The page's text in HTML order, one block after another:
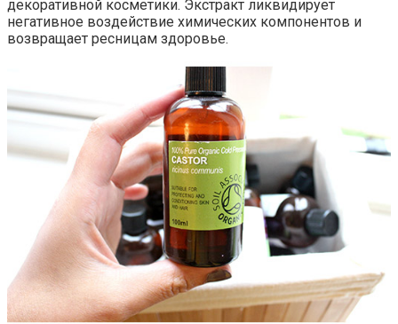
декоративной косметики. Экстракт ликвидирует
негативное воздействие химических компонентов и
возвращает ресницам здоровье.